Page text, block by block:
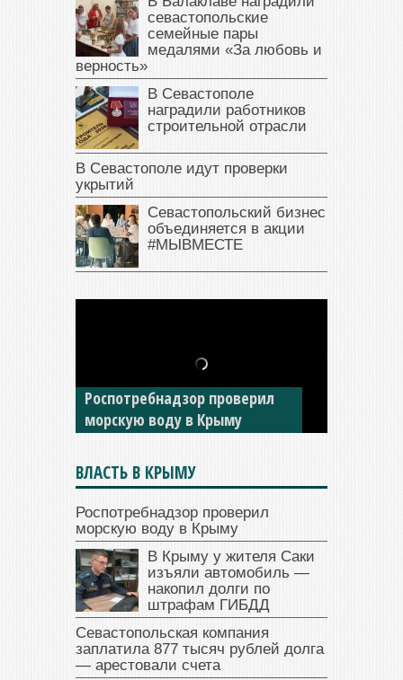
севастопольские
семейные пары
медалями «За любовь и
верность»
В Севастополе
наградили работников
строительной отрасли
В Севастополе идут проверки
укрытий
Севастопольский бизнес
объединяется в акции
#МЫВМЕСТЕ
В Крыму у жителя Саки
изъяли автомобиль —
накопил долги по штрафам
ГИБДД
ВЛАСТЬ В КРЫМУ
Роспотребнадзор проверил
морскую воду в Крыму
В Крыму у жителя Саки
изъяли автомобиль —
накопил долги по
штрафам ГИБДД
Севастопольская компания
заплатила 877 тысяч рублей долга
— арестовали счета